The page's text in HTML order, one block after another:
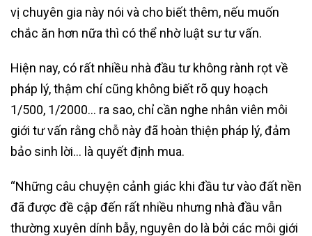
vị chuyên gia này nói và cho biết thêm, nếu muốn
chắc ăn hơn nữa thì có thể nhờ luật sư tư vấn.
Hiện nay, có rất nhiều nhà đầu tư không rành rọt về
pháp lý, thậm chí cũng không biết rõ quy hoạch
1/500, 1/2000… ra sao, chỉ cần nghe nhân viên môi
giới tư vấn rằng chỗ này đã hoàn thiện pháp lý, đảm
bảo sinh lời… là quyết định mua.
“Những câu chuyện cảnh giác khi đầu tư vào đất nền
đã được đề cập đến rất nhiều nhưng nhà đầu vẫn
thường xuyên dính bẫy, nguyên do là bởi các môi giới